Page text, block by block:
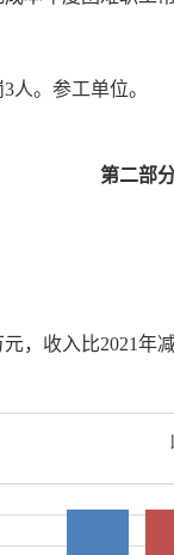
3人。参工单位。
第二部
元，收入比2021年